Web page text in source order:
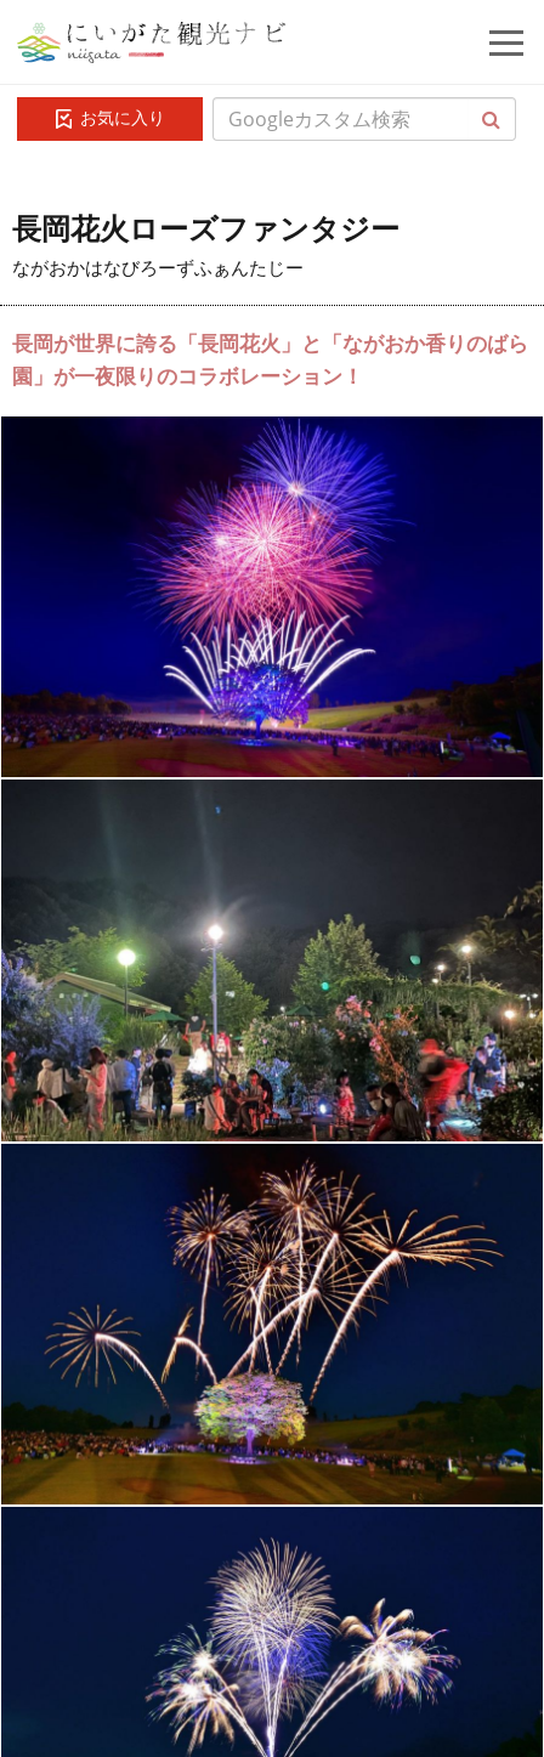
お気に入り
長岡花火ローズファンタジー
ながおかはなびろーずふぁんたじー
長岡が世界に誇る「長岡花火」と「ながおか香りのばら
園」が一夜限りのコラボレーション！